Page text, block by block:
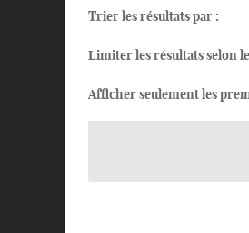
Trier les résultats par :
Limiter les résultats selon
Afficher seulement les